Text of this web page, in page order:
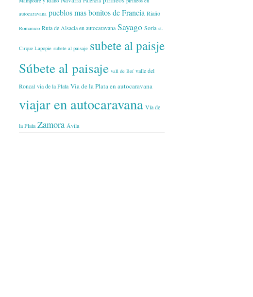
autocaravana pueblos mas bonitos de Francia Riaño
Romanico Ruta de Alsacia en autocaravana Sayago Soria st.
Cirque Lapopie subete al paisaje subete al paisje
Súbete al paisaje vall de Boí valle del
Roncal via de la Plata Via de la Plata en autocaravana
viajar en autocaravana Vía de
la Plata Zamora Ávila